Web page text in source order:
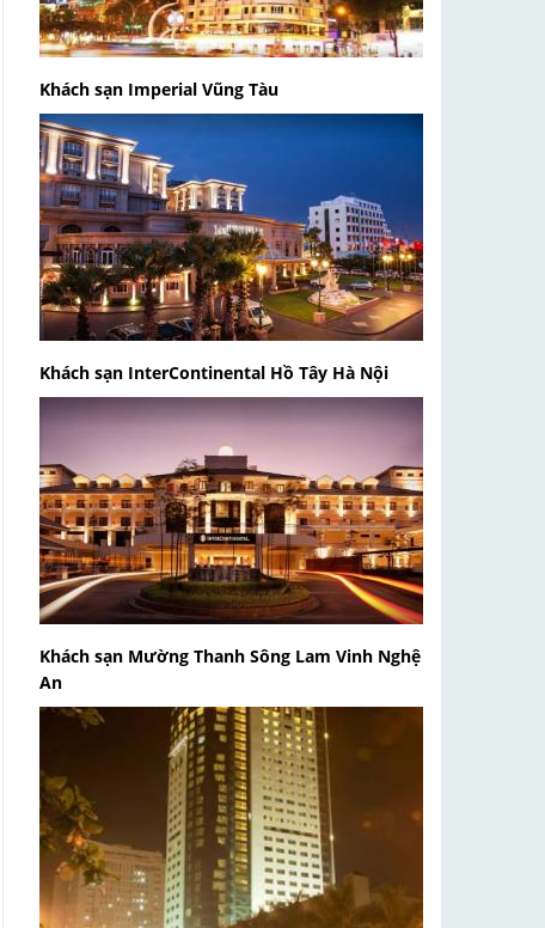
Khách sạn Imperial Vũng Tàu
Khách sạn InterContinental Hồ Tây Hà Nội
Khách sạn Mường Thanh Sông Lam Vinh Nghệ
An